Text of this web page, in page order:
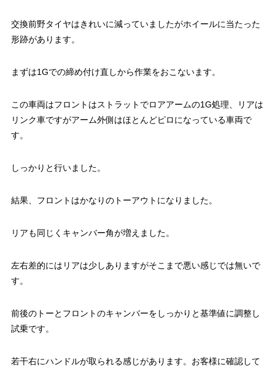
交換前野タイヤはきれいに減っていましたがホイールに当たった
形跡があります。
まずは1Gでの締め付け直しから作業をおこないます。
この車両はフロントはストラットでロアアームの1G処理、リアは
リンク車ですがアーム外側はほとんどピロになっている車両で
す。
しっかりと行いました。
結果、フロントはかなりのトーアウトになりました。
リアも同じくキャンバー角が増えました。
左右差的にはリアは少しありますがそこまで悪い感じでは無いで
す。
前後のトーとフロントのキャンバーをしっかりと基準値に調整し
試乗です。
若干右にハンドルが取られる感じがあります。お客様に確認して